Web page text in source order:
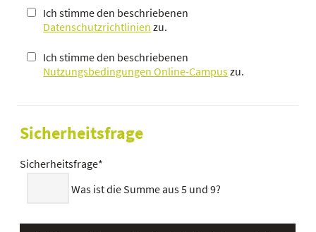
Ich stimme den beschriebenen
Datenschutzrichtlinien zu.
Ich stimme den beschriebenen
Nutzungsbedingungen Online-Campuszu.
Sicherheitsfrage
Sicherheitsfrage*
Was ist die Summe aus 5 und 9?